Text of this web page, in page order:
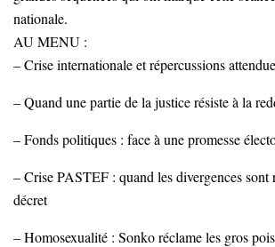
nationale.
AU MENU :
– Crise internationale et répercussions
– Quand une partie de la justice résiste à la
– Fonds politiques : face à une promesse
– Crise PASTEF : quand les divergences sont
décret
– Homosexualité : Sonko réclame les gros